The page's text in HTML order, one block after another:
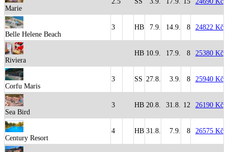
Marie
Belle Helene Beach
3 HB 7.9. 14.9. 8 24822 Kč
Riviera
HB 10.9. 17.9. 8 25380 Kč
Corfu Maris
3 SS 27.8. 3.9. 8 25940 Kč
Sea Bird
3 HB 20.8. 31.8. 12 26190 Kč
Century Resort
4 HB 31.8. 7.9. 8 26575 Kč